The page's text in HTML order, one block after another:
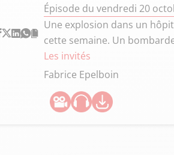
Épisode du vendredi 20
Une explosion dans un
cette semaine. Un
Les invités
Fabrice Epelboin